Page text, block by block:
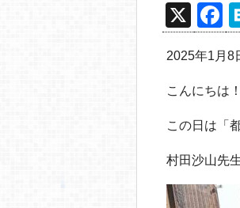
X
F
a
c
e
b
o
k
2025年1月8
こんにちは
この日は「
村田沙山先